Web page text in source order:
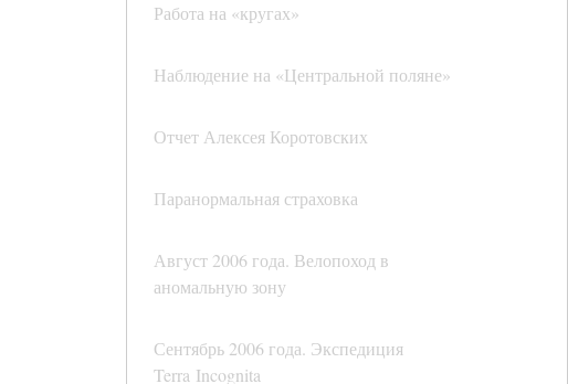
Работа на «кругах»
Наблюдение на «Центральной поляне»
Отчет Алексея Коротовских
Паранормальная страховка
Август 2006 года. Велопоход в
аномальную зону
Сентябрь 2006 года. Экспедиция
Terra Incognita